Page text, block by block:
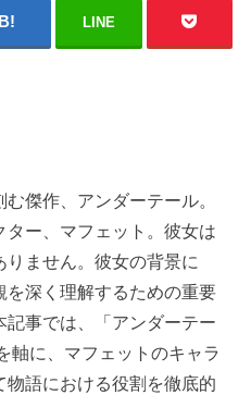
LINE
傑作、アンダーテール。
ー、マフェット。彼女は
ません。彼女の背景に
を深く理解するための重要
事では、「アンダーテー
軸に、マフェットのキャラ
物語における役割を徹底的